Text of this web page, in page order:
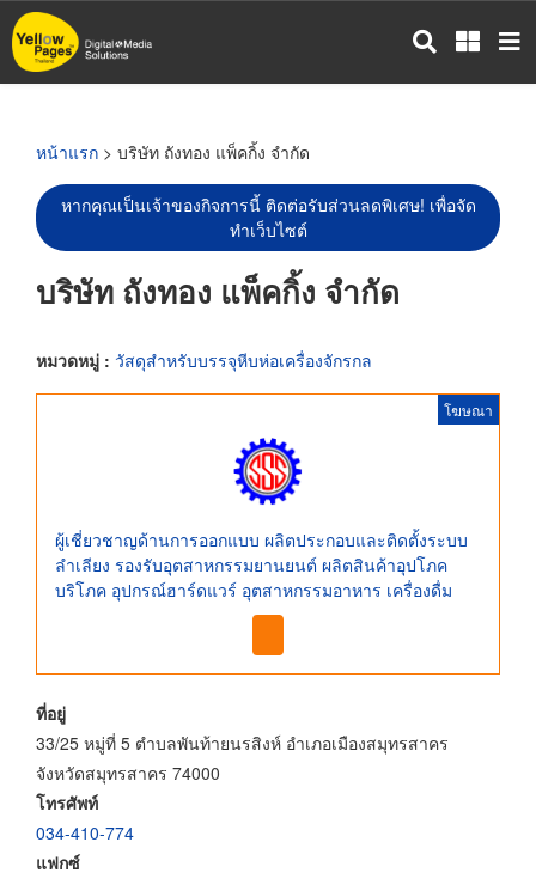
ข้าม
ไป
หน้าแรก > บริษัท ถังทอง แพ็คกิ้ง จำกัด
หากคุณเป็นเจ้าของกิจการนี้ ติดต่อรับส่วนลดพิเศษ! เพื่อจัด
ทำเว็บไซต์
บริษัท ถังทอง แพ็คกิ้ง จำกัด
หมวดหมู่ : วัสดุสำหรับบรรจุหีบห่อเครื่องจักรกล
โฆษณา
ผู้เชี่ยวชาญด้านการออกแบบ ผลิตประกอบและติดตั้งระบบ
ลำเลียง รองรับอุตสาหกรรมยานยนต์ ผลิตสินค้าอุปโภค
บริโภค อุปกรณ์ฮาร์ดแวร์ อุตสาหกรรมอาหาร เครื่องดื่ม
ที่อยู่
33/25 หมู่ที่ 5 ตำบลพันท้ายนรสิงห์ อำเภอเมืองสมุทรสาคร
จังหวัดสมุทรสาคร 74000
โทรศัพท์
034-410-774
แฟกซ์